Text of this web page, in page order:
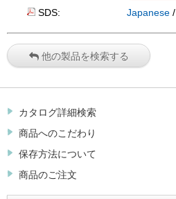
SDS: Japanese/
他の製品を検索する
カタログ詳細検索
商品へのこだわり
保存方法について
商品のご注文